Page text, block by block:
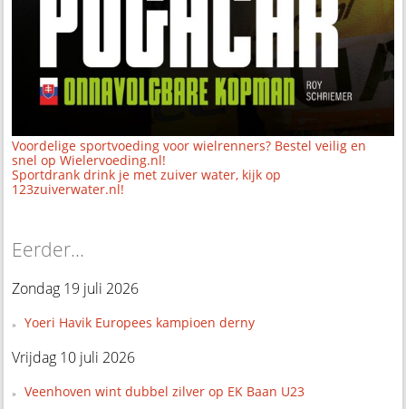
Voordelige sportvoeding voor wielrenners? Bestel veilig en
snel op Wielervoeding.nl!
Sportdrank drink je met zuiver water, kijk op
123zuiverwater.nl!
Eerder...
Zondag 19 juli 2026
Yoeri Havik Europees kampioen derny
Vrijdag 10 juli 2026
Veenhoven wint dubbel zilver op EK Baan U23